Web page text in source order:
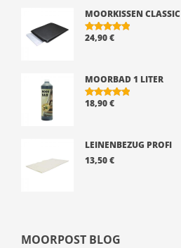
MOORKISSEN CLASSIC
BEWERTE
24,90€
MOORBAD 1 LITER
BEWERTE
18,90€
LEINENBEZUG PROFI
13,50€
MOORPOST BLOG